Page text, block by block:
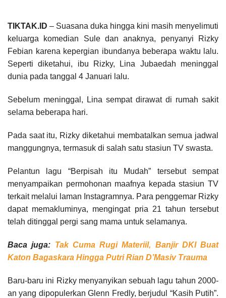
TIKTAK.ID – Suasana duka hingga kini masih menyelimuti
keluarga komedian Sule dan anaknya, penyanyi Rizky
Febian karena kepergian ibundanya beberapa waktu lalu.
Seperti diketahui, ibu Rizky, Lina Jubaedah meninggal
dunia pada tanggal 4 Januari lalu.
Sebelum meninggal, Lina sempat dirawat di rumah sakit
selama beberapa hari.
Pada saat itu, Rizky diketahui membatalkan semua jadwal
manggungnya, termasuk di salah satu stasiun TV swasta.
Pelantun lagu “Berpisah itu Mudah” tersebut sempat
menyampaikan permohonan maafnya kepada stasiun TV
terkait melalui laman Instagramnya. Para penggemar Rizky
dapat memakluminya, mengingat pria 21 tahun tersebut
telah ditinggal pergi sang mama untuk selamanya.
Baca juga: Tak Cuma Rugi Materiil, Banjir DKI Buat
Katon Bagaskara Hingga Putri Rian D’Masiv Trauma
Baru-baru ini Rizky menyanyikan sebuah lagu tahun 2000-
an yang dipopulerkan Glenn Fredly, berjudul “Kasih Putih”.